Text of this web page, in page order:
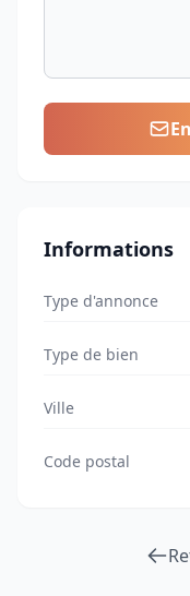
Informations
Type d'annonce
Type de bien
Ville
Code postal